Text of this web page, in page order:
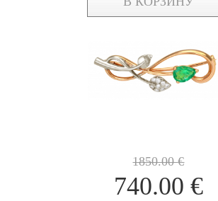
1850.00€
740.00 €